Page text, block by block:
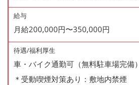
給与
月給200,000円〜350,000円
待遇/福利厚生
車・バイク通勤可（無料駐車場完備）
＊受動喫煙対策あり：敷地内禁煙